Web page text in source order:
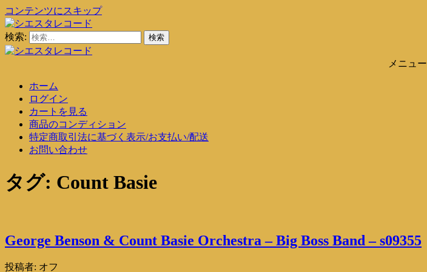
コンテンツにスキップ
シエスタレコード
中古レコード通販
検索:
メニュー
ホーム
ログイン
カートを見る
商品のコンディション
特定商取引法に基づく表示/お支払い/配送
お問い合わせ
タグ: Count Basie
George Benson & Count Basie Orchestra – Big Boss Band – s09355
投稿者: オフ